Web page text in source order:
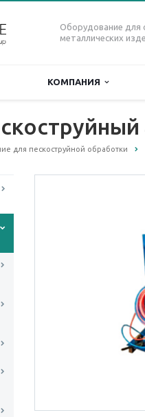
Оборудование для
металлических
КОМПАНИЯ
для пескоструйной обработки